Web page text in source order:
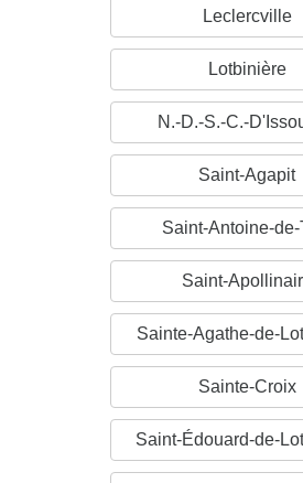
Leclercville
Lotbinière
N.-D.-S.-C.-
Saint-Agapit
Saint-Antoine-
Saint-
Sainte-Agathe-de-
Sainte-Croix
Saint-Édouard-de-